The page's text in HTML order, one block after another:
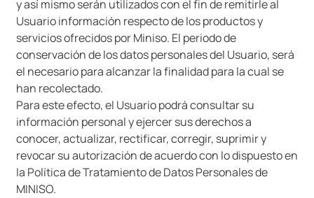
y así mismo serán utilizados con el fin de remitirle al
Usuario información respecto de los productos y
servicios ofrecidos por Miniso. El periodo de
conservación de los datos personales del Usuario, será
el necesario para alcanzar la finalidad para la cual se
han recolectado.
Para este efecto, el Usuario podrá consultar su
información personal y ejercer sus derechos a
conocer, actualizar, rectificar, corregir, suprimir y
revocar su autorización de acuerdo con lo dispuesto en
la Política de Tratamiento de Datos Personales de
MINISO.